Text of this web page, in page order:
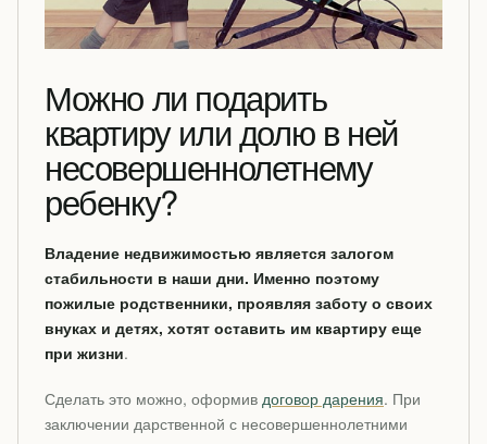
Можно ли подарить
квартиру или долю в ней
несовершеннолетнему
ребенку?
Владение недвижимостью является залогом
стабильности в наши дни. Именно поэтому
пожилые родственники, проявляя заботу о своих
внуках и детях, хотят оставить им квартиру еще
при жизни.
Сделать это можно, оформив договор дарения. При
заключении дарственной с несовершеннолетними